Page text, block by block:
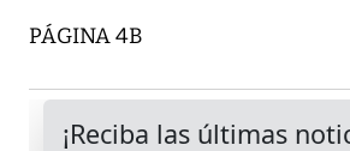
PÁGINA 4B